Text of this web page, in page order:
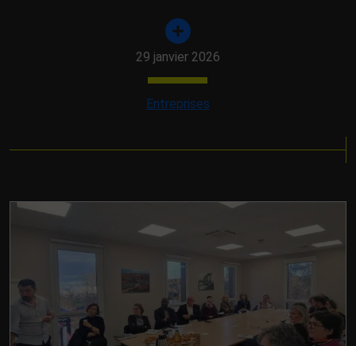
29 janvier 2026
Entreprises